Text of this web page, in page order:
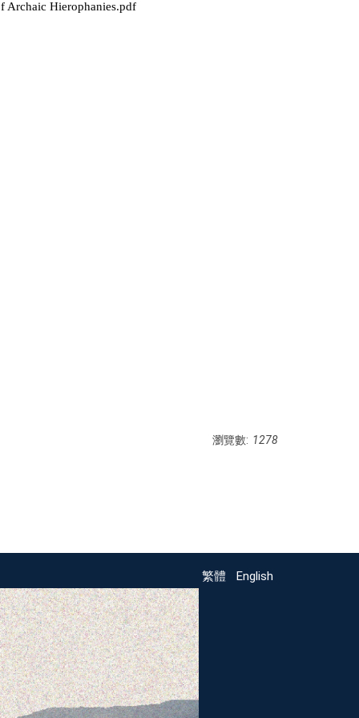
Archaic Hierophanies.pdf
瀏覽數: 1278
繁體 English